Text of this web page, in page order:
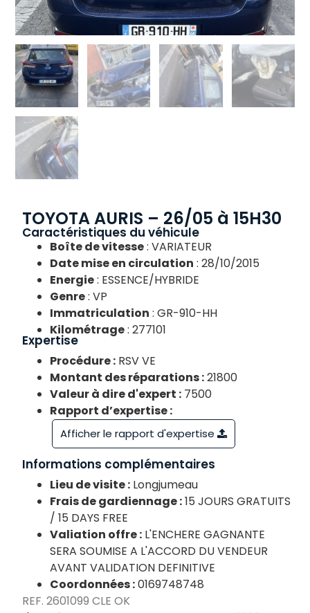
TOYOTA AURIS – 26/05 à 15H30
Caractéristiques du véhicule
Boîte de vitesse: VARIATEUR
Date mise en circulation : 28/10/2015
Energie: ESSENCE/HYBRIDE
Genre: VP
Immatriculation : GR-910-HH
Kilométrage: 277101
Expertise
Procédure : RSV VE
Montant des réparations :21800
Valeur à dire d'expert : 7500
Rapport d’expertise :
Afficher le rapport d'expertise
Informations complémentaires
Lieu de visite : Longjumeau
Frais de gardiennage :15 JOURS GRATUITS
/ 15 DAYS FREE
Valiation offre : L'ENCHERE GAGNANTE
SERA SOUMISE A L'ACCORD DU VENDEUR
AVANT VALIDATION DEFINITIVE
Coordonnées :0169748748
REF. 2601099 CLE OK